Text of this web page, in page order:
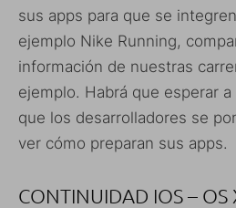
sus apps para que se
ejemplo Nike Running,
información de nuestras
ejemplo. Habrá que esperar
que los desarrolladores se
ver cómo preparan sus apps.
CONTINUIDAD IOS – OS